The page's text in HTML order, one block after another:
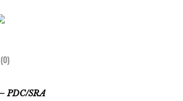
PDC/SRA